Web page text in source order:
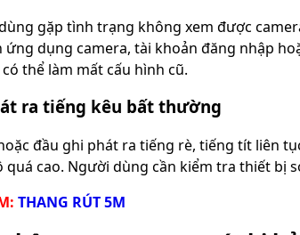
gặp tình trạng không xem được
ứng dụng camera, tài khoản đăng nhập
thể làm mất cấu hình cũ.
ra tiếng kêu bất thường
đầu ghi phát ra tiếng rè, tiếng tít liên
quá cao. Người dùng cần kiểm tra thiết bị
THANG RÚT 5M